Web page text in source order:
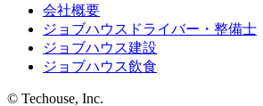
会社概要
ジョブハウスドライバー・整備士
ジョブハウス建設
ジョブハウス飲食
© Techouse, Inc.